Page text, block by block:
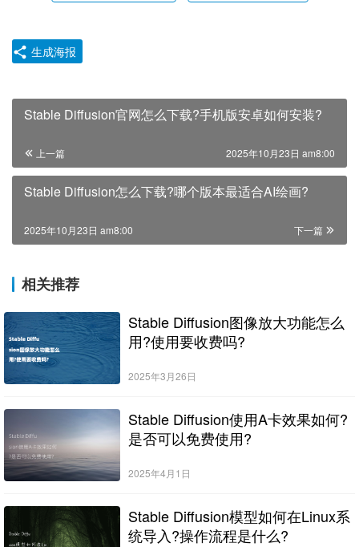
生成海报
Stable Diffusion官网怎么下载?手机版安卓如何安装?
上一篇 2025年10月23日 am8:00
Stable Diffusion怎么下载?哪个版本最适合AI绘画?
下一篇
2025年10月23日 am8:00
相关推荐
Stable Diffusion图像放大功能怎么
用?使用要收费吗?
2025年3月26日
Stable Diffusion使用A卡效果如何?
是否可以免费使用?
2025年4月1日
Stable Diffusion模型如何在Linux系
统导入?操作流程是什么?